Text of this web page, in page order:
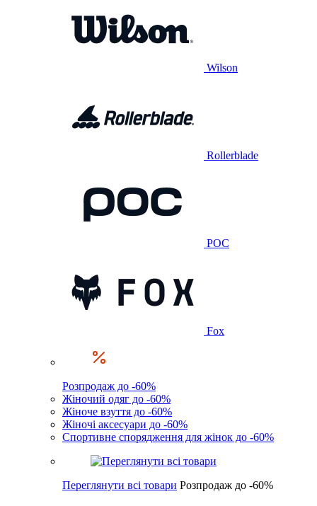
Wilson
Rollerblade
POC
Fox
Розпродаж до -60%
Жіночий одяг до -60%
Жіноче взуття до -60%
Жіночі аксесуари до -60%
Спортивне спорядження для жінок до -60%
Переглянути всі товари Розпродаж до -60%